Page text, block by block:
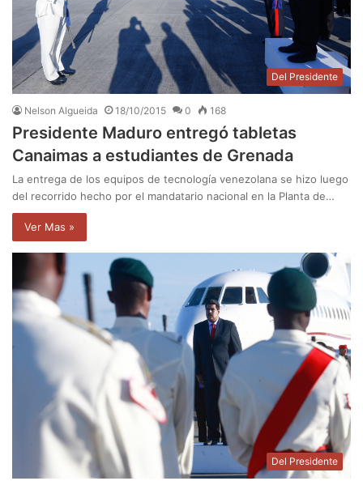
Del Presidente
Nelson Algueida 18/10/2015 0 168
Presidente Maduro entregó tabletas
Canaimas a estudiantes de Grenada
La entrega de los equipos de tecnología venezolana se hizo luego
del recorrido hecho por el mandatario nacional en la Planta de…
Ver Mas »
Del Presidente